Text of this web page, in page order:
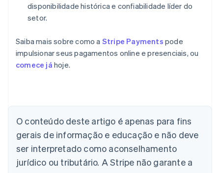
disponibilidade histórica e confiabilidade líder do
setor.
Saiba mais sobre como a Stripe Payments pode
impulsionar seus pagamentos online e presenciais, ou
comece já hoje.
O conteúdo deste artigo é apenas para fins
gerais de informação e educação e não deve
ser interpretado como aconselhamento
jurídico ou tributário. A Stripe não garante a
Deutsch English
Austrália
Áustria
DeutschEnglish